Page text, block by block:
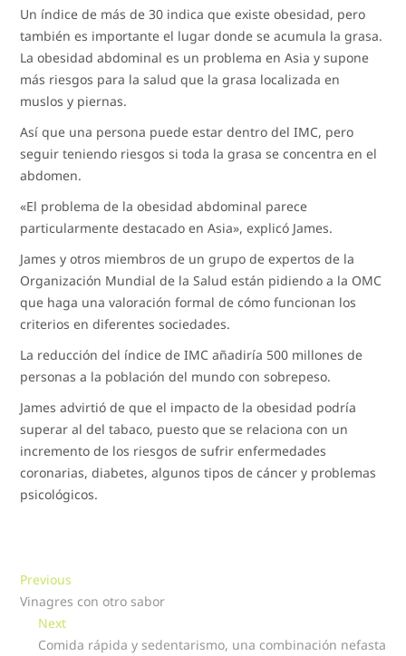
Un índice de más de 30 indica que existe obesidad, pero
también es importante el lugar donde se acumula la grasa.
La obesidad abdominal es un problema en Asia y supone
más riesgos para la salud que la grasa localizada en
muslos y piernas.
Así que una persona puede estar dentro del IMC, pero
seguir teniendo riesgos si toda la grasa se concentra en el
abdomen.
«El problema de la obesidad abdominal parece
particularmente destacado en Asia», explicó James.
James y otros miembros de un grupo de expertos de la
Organización Mundial de la Salud están pidiendo a la OMC
que haga una valoración formal de cómo funcionan los
criterios en diferentes sociedades.
La reducción del índice de IMC añadiría 500 millones de
personas a la población del mundo con sobrepeso.
James advirtió de que el impacto de la obesidad podría
superar al del tabaco, puesto que se relaciona con un
incremento de los riesgos de sufrir enfermedades
coronarias, diabetes, algunos tipos de cáncer y problemas
psicológicos.
Navegación
de
entradas
Previous
post:
Vinagres con otro sabor
NextNext
post:
Comida rápida y sedentarismo, una combinación nefasta